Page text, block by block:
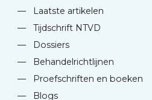
—
Laatste artikelen
—
Tijdschrift NTVD
—
Dossiers
—
Behandelrichtlijnen
—
Proefschriften en boeken
—
Blogs